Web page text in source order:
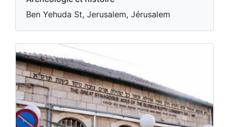
Ben Yehuda St, Jerusalem, Jérusalem